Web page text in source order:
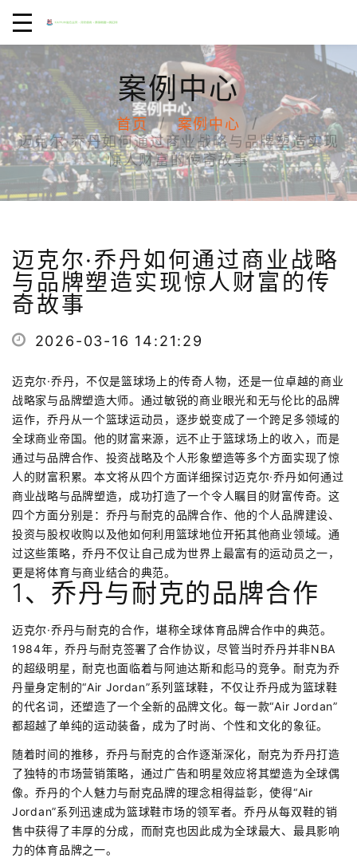
案例中心
首页
案例中心
迈克尔·乔丹如何通过商业战略与品牌塑造实现
惊人财富的传奇故事
迈克尔·乔丹如何通过商业战略
与品牌塑造实现惊人财富的传
奇故事
2026-03-16 14:21:29
迈克尔·乔丹，不仅是篮球场上的传奇人物，还是一位卓越的商业
战略家与品牌塑造大师。通过敏锐的商业眼光和无与伦比的品牌
运作，乔丹从一个篮球运动员，逐步蜕变成了一个跨足多领域的
全球商业帝国。他的财富来源，远不止于篮球场上的收入，而是
通过与品牌合作、投资战略及个人形象塑造等多个方面实现了惊
人的财富积累。本文将从四个方面详细探讨迈克尔·乔丹如何通过
商业战略与品牌塑造，成功打造了一个令人瞩目的财富传奇。这
四个方面分别是：乔丹与耐克的品牌合作、他的个人品牌建设、
投资与股权收购以及他如何利用篮球地位开拓其他商业领域。通
过这些策略，乔丹不仅让自己成为世界上最富有的运动员之一，
更是将体育与商业结合的典范。
1、乔丹与耐克的品牌合作
迈克尔·乔丹与耐克的合作，堪称全球体育品牌合作中的典范。
1984年，乔丹与耐克签署了合作协议，尽管当时乔丹并非NBA
的超级明星，耐克也面临着与阿迪达斯和彪马的竞争。耐克为乔
丹量身定制的“Air Jordan”系列篮球鞋，不仅让乔丹成为篮球鞋
的代名词，还塑造了一个全新的品牌文化。每一款“Air Jordan”
都超越了单纯的运动装备，成为了时尚、个性和文化的象征。
随着时间的推移，乔丹与耐克的合作逐渐深化，耐克为乔丹打造
了独特的市场营销策略，通过广告和明星效应将其塑造为全球偶
像。乔丹的个人魅力与耐克品牌的理念相得益彰，使得“Air
Jordan”系列迅速成为篮球鞋市场的领军者。乔丹从每双鞋的销
售中获得了丰厚的分成，而耐克也因此成为全球最大、最具影响
力的体育品牌之一。